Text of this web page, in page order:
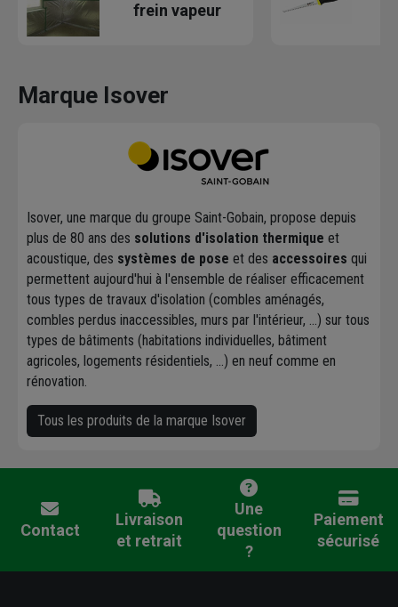
frein vapeur
Marque Isover
Isover, une marque du groupe Saint-Gobain, propose depuis
plus de 80 ans des solutions d'isolation thermique et
acoustique, des systèmes de pose et des accessoires qui
permettent aujourd'hui à l'ensemble de réaliser efficacement
tous types de travaux d'isolation (combles aménagés,
combles perdus inaccessibles, murs par l'intérieur, ...) sur tous
types de bâtiments (habitations individuelles, bâtiment
agricoles, logements résidentiels, ...) en neuf comme en
rénovation.
Tous les produits de la marque Isover
Contact
Livraison
et retrait
Une
question
?
Paiement
sécurisé